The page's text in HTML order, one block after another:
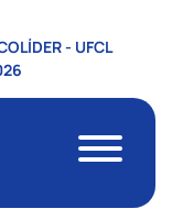
- UFCL